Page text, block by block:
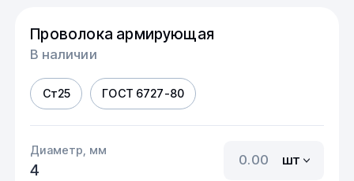
Проволока армирующая
В наличии
Ст25 ГОСТ 6727-80
Диаметр, мм
4
шт